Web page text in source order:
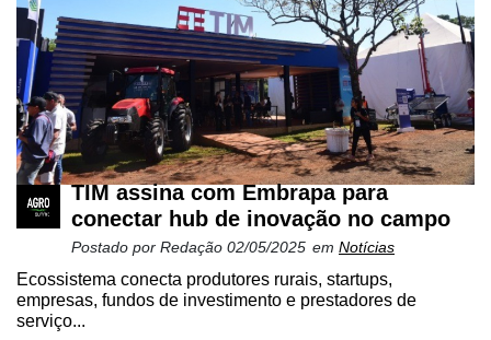
TIM assina com Embrapa para
conectar hub de inovação no campo
Postado por Redação 02/05/2025 em Notícias
Ecossistema conecta produtores rurais, startups,
empresas, fundos de investimento e prestadores de
serviço...